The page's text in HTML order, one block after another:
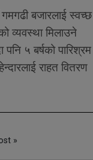
गमगढी बजारलाई स्वच्छ
व्यवस्था मिलाउने
५ बर्षको पारिश्रम
राहत वितरण
»